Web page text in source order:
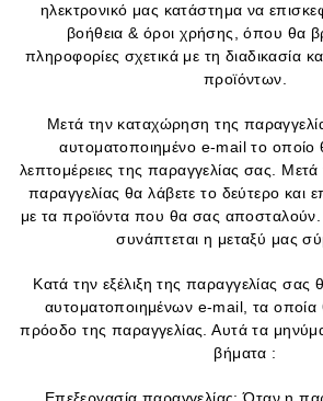
ηλεκτρονικό μας κατάστημα να
βοήθεια & όροι χρήσης, όπου θα
πληροφορίες σχετικά με τη διαδικασία
προϊόντων.
Μετά την καταχώρηση της
αυτοματοποιημένο e-mail το οποίο
λεπτομέρειες της παραγγελίας σας. Μετά
παραγγελίας θα λάβετε το δεύτερο και
με τα προϊόντα που θα σας
συνάπτεται η μεταξύ μας
Κατά την εξέλιξη της παραγγελίας σας
αυτοματοποιημένων e-mail, τα οποία
πρόοδο της παραγγελίας. Αυτά τα
βήματα :